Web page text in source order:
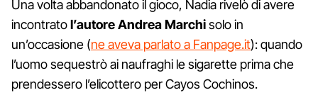
Una volta abbandonato il gioco, Nadia rivelò di avere
incontratol’autore Andrea Marchisolo in
un’occasione (ne aveva parlato a Fanpage.it): quando
l’uomo sequestrò ai naufraghi le sigarette prima che
prendessero l’elicottero per Cayos Cochinos.